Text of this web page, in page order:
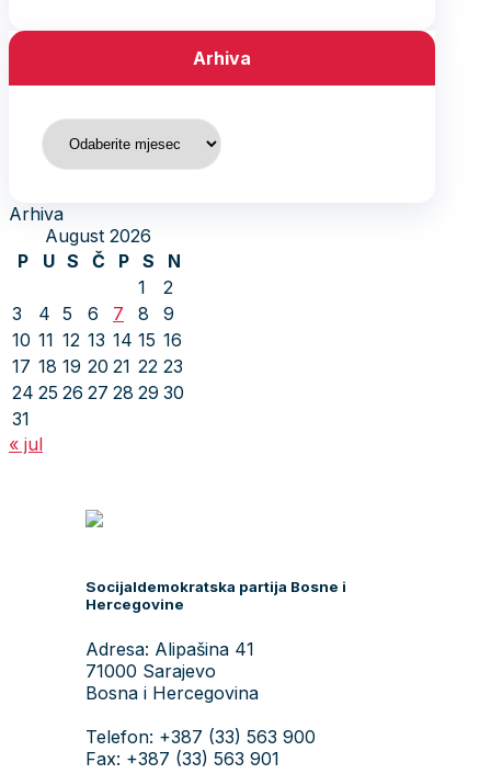
Arhiva
Arhiva
Arhiva
August 2026
P
U S Č P S
N
1
2
3
4 5 6 7 8
9
10 11 12 13 14 15 16
17 18 19 20 21 22 23
24 25 26 27 28 29 30
31
« jul
Socijaldemokratska partija Bosne i
Hercegovine
Adresa: Alipašina 41
71000 Sarajevo
Bosna i Hercegovina
Telefon: +387 (33) 563 900
Fax: +387 (33) 563 901